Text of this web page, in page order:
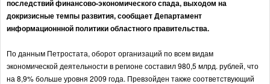
последствий финансово-экономического спада, выходом на
докризисные темпы развития, сообщает Департамент
информационнной политики областного правительства.
По данным Петростата, оборот организаций по всем видам
экономической деятельности в регионе составил 980,5 млрд. рублей, что
на 8,9% больше уровня 2009 года. Превзойден также соответствующий